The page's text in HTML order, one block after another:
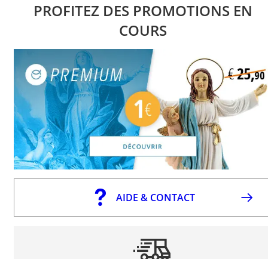
PROFITEZ DES PROMOTIONS EN
COURS
AIDE & CONTACT